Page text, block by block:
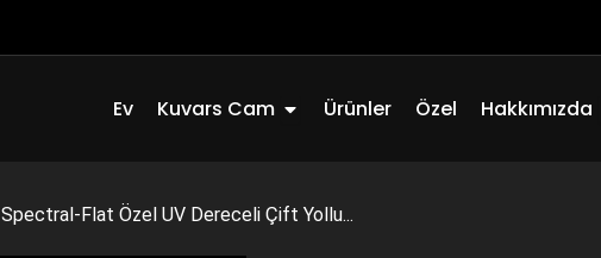
Ev Kuvars Cam Açık Quartz Glass
Ürünler Özel Hakkımızda
Spectral-Flat Özel UV Dereceli Çift Yollu...